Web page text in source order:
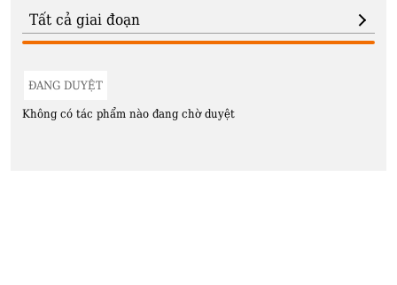
ĐANG DUYỆT
Không có tác phẩm nào đang chờ duyệt